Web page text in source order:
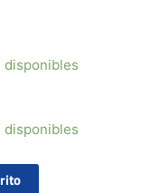
disponibles
disponibles